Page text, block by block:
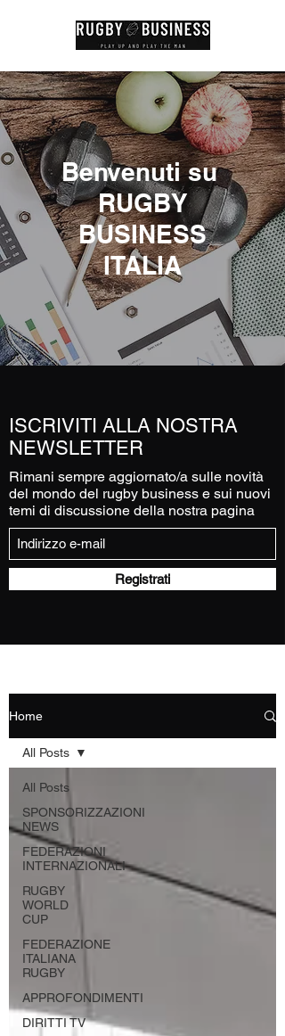
Benvenuti su
RUGBY
BUSINESS
ITALIA
ISCRIVITI ALLA NOSTRA
NEWSLETTER
Rimani sempre aggiornato/a sulle novità
del mondo del rugby business e sui nuovi
temi di discussione della nostra pagina
Registrati
Home
All Posts
SPONSORIZZAZIONI
NEWS
FEDERAZIONI
INTERNAZIONALI
RUGBY
WORLD
CUP
FEDERAZIONE
ITALIANA
RUGBY
APPROFONDIMENTI
DIRITTI TV
All Posts